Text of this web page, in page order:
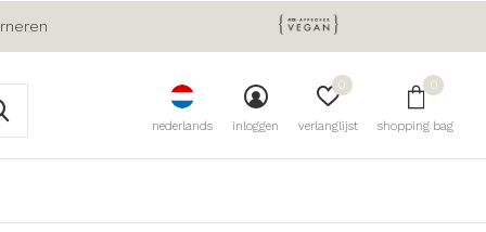
nederlands inloggen verlanglijst
0
shopping bag
0